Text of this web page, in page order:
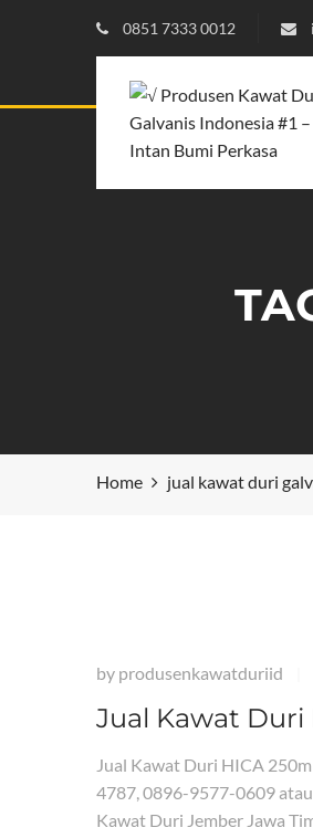
0851 7333 0012
Home jual kawat duri
by produsenkawatduriid
Jual Kawat Duri
Jual Kawat Duri HICA
4787, 0896-9577-0609
Kawat Duri Jember Jawa